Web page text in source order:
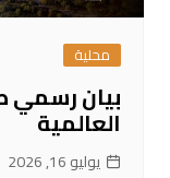
محلية
بيان رسمي
العالمية
يوليو 16, 2026